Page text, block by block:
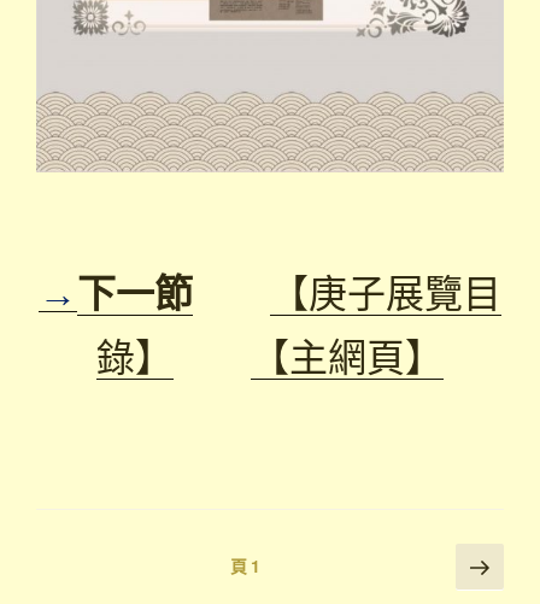
→下一節
【庚子展覽目
錄】
【主網頁】
頁 1 下
一